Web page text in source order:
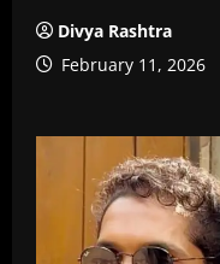
Divya Rashtra
February 11, 2026